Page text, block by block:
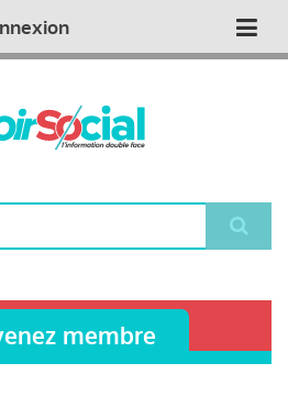
membre